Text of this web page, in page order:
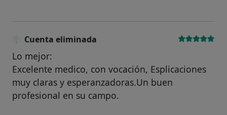
Cuenta eliminada
Lo mejor:
Excelente medico, con vocación, Esplicaciones
muy claras y esperanzadoras.Un buen
profesional en su campo.
Continuar